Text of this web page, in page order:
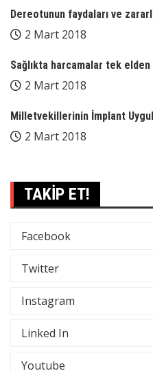
Dereotunun faydaları ve
2 Mart 2018
Sağlıkta harcamalar tek elden
2 Mart 2018
Milletvekillerinin İmplant
2 Mart 2018
TAKİP ET!
Facebook
Twitter
Instagram
Linked In
Youtube